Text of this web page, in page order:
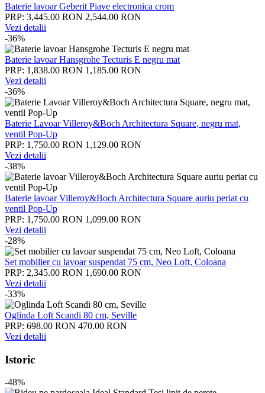
Baterie lavoar Geberit Piave electronica crom
PRP: 3,445.00 RON 2,544.00 RON
Vezi detalii
-36%
Baterie lavoar Hansgrohe Tecturis E negru mat
PRP: 1,838.00 RON 1,185.00 RON
Vezi detalii
-36%
Baterie Lavoar Villeroy&Boch Architectura Square, negru mat,
ventil Pop-Up
PRP: 1,750.00 RON 1,129.00 RON
Vezi detalii
-38%
Baterie lavoar Villeroy&Boch Architectura Square auriu periat cu
ventil Pop-Up
PRP: 1,750.00 RON 1,099.00 RON
Vezi detalii
-28%
Set mobilier cu lavoar suspendat 75 cm, Neo Loft, Coloana
PRP: 2,345.00 RON 1,690.00 RON
Vezi detalii
-33%
Oglinda Loft Scandi 80 cm, Seville
PRP: 698.00 RON 470.00 RON
Vezi detalii
Istoric
-48%